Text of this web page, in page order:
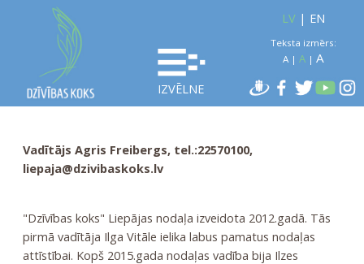
IZVĒLNE
LV| EN
Teksta izmērs:
A| A| A
Vadītājs Agris Freibergs, tel.:22570100,
liepaja@dzivibaskoks.lv
"Dzīvības koks" Liepājas nodaļa izveidota 2012.gadā. Tās
pirmā vadītāja Ilga Vitāle ielika labus pamatus nodaļas
attīstībai. Kopš 2015.gada nodaļas vadība bija Ilzes